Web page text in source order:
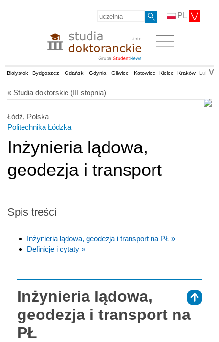
PL
Białystok Bydgoszcz Gdańsk Gdynia Gliwice Katowice Kielce Kraków Lublin
V
« Studia doktorskie (III stopnia)
Łódź, Polska
Politechnika Łódzka
Inżynieria lądowa,
geodezja i transport
Spis treści
Inżynieria lądowa, geodezja i transport na PŁ »
Definicje i cytaty »
Inżynieria lądowa,
geodezja i transport na
PŁ